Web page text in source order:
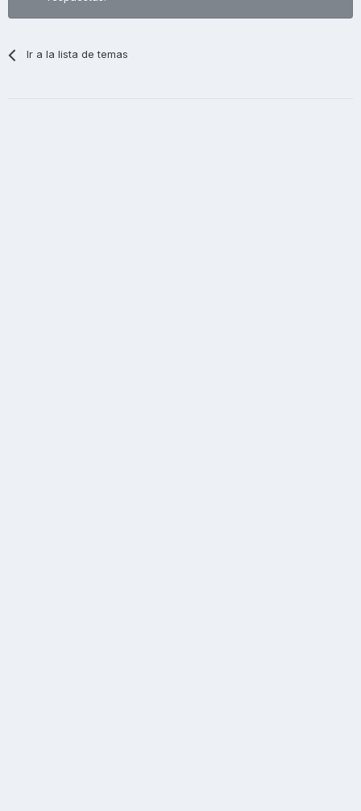
Ir a la lista de temas